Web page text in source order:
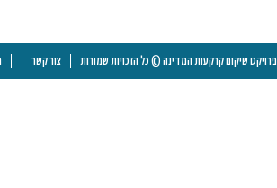
פרויקט שיקום קרקעות המדינה © כל הזכויות שמורות צור קשר